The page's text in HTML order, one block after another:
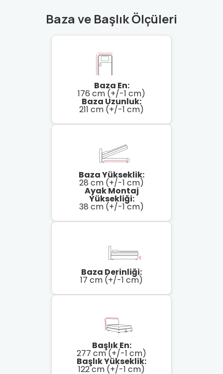
Baza ve Başlık Ölçüleri
Baza En:
176 cm (+/-1 cm)
Baza Uzunluk:
211 cm (+/-1 cm)
Baza Yükseklik:
28 cm (+/-1 cm)
Ayak Montaj
Yüksekliği:
38 cm (+/-1 cm)
Baza Derinliği:
17 cm (+/-1 cm)
Başlık En:
277 cm (+/-1 cm)
Başlık Yükseklik:
122 cm (+/-1 cm)